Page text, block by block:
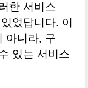
한 서비스
었답니다. 이
아니라, 구
있는 서비스